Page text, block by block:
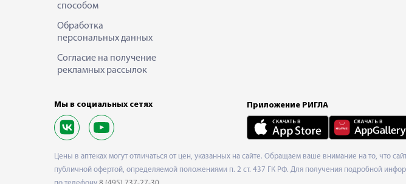
способом
Обработка
персональных данных
Согласие на получение
рекламных рассылок
Мы в социальных сетях Приложение РИГЛА
Цены в аптеках могут отличаться от цен, указанных на сайте. Обращаем ваше внимание на то, что
публичной офертой, определяемой положениями п. 2 ст. 437 ГК РФ. Для получения подробной